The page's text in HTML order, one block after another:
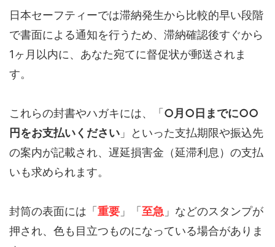
日本セーフティーでは滞納発生から比較的早い段階
で書面による通知を行うため、滞納確認後すぐから
1ヶ月以内に、あなた宛てに督促状が郵送されま
す。
これらの封書やハガキには、「 ○月○日までに○○
円をお支払いください 」といった支払期限や振込先
の案内が記載され、遅延損害金（延滞利息）の支払
いも求められます。
封筒の表面には「 重要 」「 至急 」などのスタンプが
押され、色も目立つものになっている場合がありま